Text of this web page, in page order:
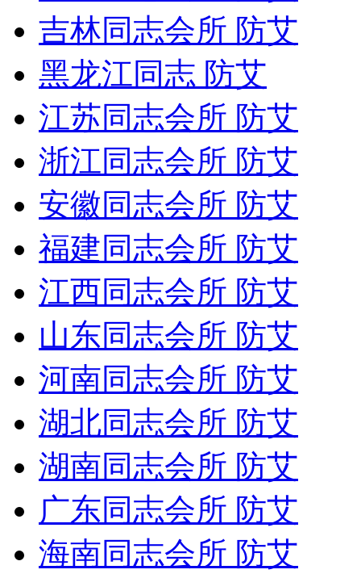
吉林同志会所 防艾
黑龙江同志 防艾
江苏同志会所 防艾
浙江同志会所 防艾
安徽同志会所 防艾
福建同志会所 防艾
江西同志会所 防艾
山东同志会所 防艾
河南同志会所 防艾
湖北同志会所 防艾
湖南同志会所 防艾
广东同志会所 防艾
海南同志会所 防艾